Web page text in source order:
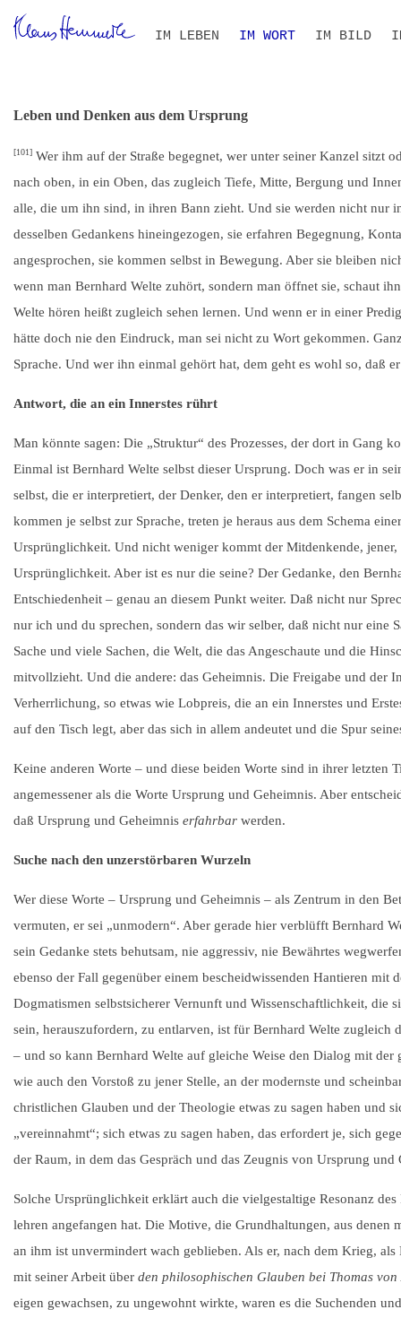
IM LEBEN
IM WORT
IM BILD
Leben und Denken aus dem Ursprung
[101] Wer ihm auf der Straße begegnet, wer unter seiner Kanzel sitzt
nach oben, in ein Oben, das zugleich Tiefe, Mitte, Bergung und
alle, die um ihn sind, in ihren Bann zieht. Und sie werden nicht nur
desselben Gedankens hineingezogen, sie erfahren Begegnung,
angesprochen, sie kommen selbst in Bewegung. Aber sie bleiben
wenn man Bernhard Welte zuhört, sondern man öffnet sie, schaut
Welte hören heißt zugleich sehen lernen. Und wenn er in einer
hätte doch nie den Eindruck, man sei nicht zu Wort gekommen.
Sprache. Und wer ihn einmal gehört hat, dem geht es wohl so, daß
Antwort, die an ein Innerstes rührt
Man könnte sagen: Die „Struktur“ des Prozesses, der dort in Gang
Einmal ist Bernhard Welte selbst dieser Ursprung. Doch was er in
selbst, die er interpretiert, der Denker, den er interpretiert, fangen
kommen je selbst zur Sprache, treten je heraus aus dem Schema
Ursprünglichkeit. Und nicht weniger kommt der Mitdenkende,
Ursprünglichkeit. Aber ist es nur die seine? Der Gedanke, den
Entschiedenheit – genau an diesem Punkt weiter. Daß nicht nur
nur ich und du sprechen, sondern das wir selber, daß nicht nur eine
Sache und viele Sachen, die Welt, die das Angeschaute und die
mitvollzieht. Und die andere: das Geheimnis. Die Freigabe und der
Verherrlichung, so etwas wie Lobpreis, die an ein Innerstes und
auf den Tisch legt, aber das sich in allem andeutet und die Spur
Keine anderen Worte – und diese beiden Worte sind in ihrer letzten
angemessener als die Worte Ursprung und Geheimnis. Aber
daß Ursprung und Geheimnis erfahrbar werden.
Suche nach den unzerstörbaren Wurzeln
Wer diese Worte – Ursprung und Geheimnis – als Zentrum in den
vermuten, er sei „unmodern“. Aber gerade hier verblüfft Bernhard
sein Gedanke stets behutsam, nie aggressiv, nie Bewährtes
ebenso der Fall gegenüber einem bescheidwissenden Hantieren
Dogmatismen selbstsicherer Vernunft und Wissenschaftlichkeit,
sein, herauszufordern, zu entlarven, ist für Bernhard Welte
– und so kann Bernhard Welte auf gleiche Weise den Dialog mit
wie auch den Vorstoß zu jener Stelle, an der modernste und
christlichen Glauben und der Theologie etwas zu sagen haben und
„vereinnahmt“; sich etwas zu sagen haben, das erfordert je, sich
der Raum, in dem das Gespräch und das Zeugnis von Ursprung und
Solche Ursprünglichkeit erklärt auch die vielgestaltige Resonanz
lehren angefangen hat. Die Motive, die Grundhaltungen, aus denen
an ihm ist unvermindert wach geblieben. Als er, nach dem Krieg,
mit seiner Arbeit über den philosophischen Glauben bei Thomas
eigen gewachsen, zu ungewohnt wirkte, waren es die Suchenden